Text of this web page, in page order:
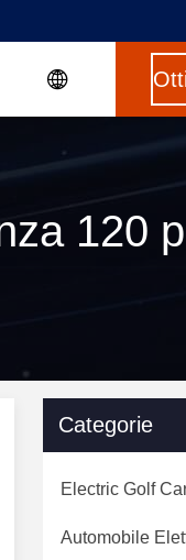
Categorie
Electric Golf
Automobile